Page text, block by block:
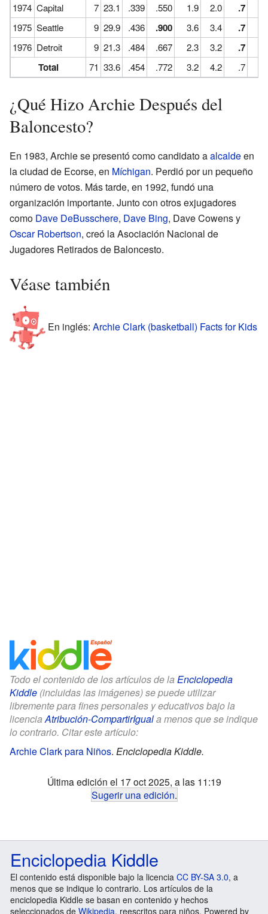
1974 Capital 7 23.1 .339 .550 1.9 2.0 .7
1975 Seattle 9 29.9 .436 .900 3.6 3.4 .7
1976 Detroit 9 21.3 .484 .667 2.3 3.2 .7
Total 71 33.6 .454 .772 3.2 4.2 .7
¿Qué Hizo Archie Después del
Baloncesto?
En 1983, Archie se presentó como candidato aalcaldeen
la ciudad de Ecorse, en Míchigan. Perdió por un pequeño
número de votos. Más tarde, en 1992, fundó una
organización importante. Junto con otros exjugadores
como Dave DeBusschere, Dave Bing, Dave Cowens y
Oscar Robertson, creó la Asociación Nacional de
Jugadores Retirados de Baloncesto.
Véase también
En inglés: Archie Clark (basketball) Facts for Kids
Todo el contenido de los artículos de la Enciclopedia
Kiddle (incluidas las imágenes) se puede utilizar
libremente para fines personales y educativos bajo la
licenciaAtribución-CompartirIguala menos que se indique
lo contrario. Citar este artículo:
Archie Clark para Niños. Enciclopedia Kiddle.
Última edición el 17 oct 2025, a las 11:19
Sugerir una edición.
Enciclopedia Kiddle
El contenido está disponible bajo la licencia CC BY-SA 3.0, a
menos que se indique lo contrario. Los artículos de la
enciclopedia Kiddle se basan en contenido y hechos
seleccionados de Wikipedia, reescritos para niños. Powered by